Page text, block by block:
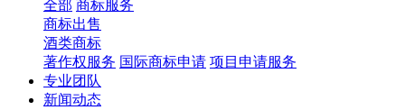
全部 商标服务
商标出售
酒类商标
著作权服务 国际商标申请 项目申请服务
专业团队
新闻动态